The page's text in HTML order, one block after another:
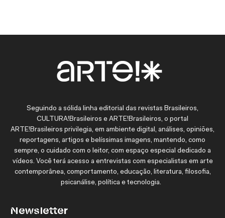
Seguindo a sólida linha editorial das revistas Brasileiros,
CULTURA!Brasileiros e ARTE!Brasileiros, o portal
ARTE!Brasileiros privilegia, em ambiente digital, análises, opiniões,
reportagens, artigos e belíssimas imagens, mantendo, como
sempre, o cuidado com o leitor, com espaço especial dedicado a
vídeos. Você terá acesso a entrevistas com especialistas em arte
contemporânea, comportamento, educação, literatura, filosofia,
psicanálise, política e tecnologia.
Newsletter